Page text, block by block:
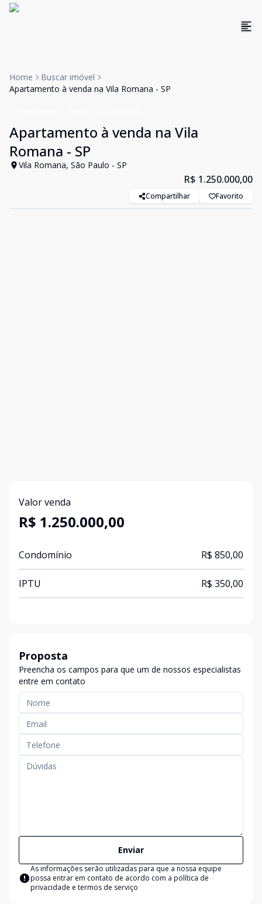
Home
Buscar imóvel
Apartamento à venda na Vila Romana - SP
Apartamento à venda na Vila
Romana - SP
Vila Romana, São Paulo - SP
R$ 1.250.000,00
Compartilhar Favorito
Valor venda
R$ 1.250.000,00
Condomínio R$ 850,00
IPTU R$ 350,00
Proposta
Preencha os campos para que um de nossos especialistas
entre em contato
Enviar
As informações serão utilizadas para que a nossa equipe
possa entrar em contato de acordo com a política de
privacidade e termos de serviço